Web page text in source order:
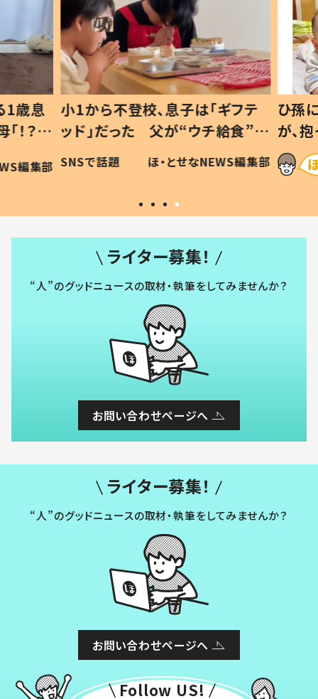
歳息
？」
編集部
小1から不登校、息子は「ギフテ
ッド」だった 父が“ウチ給食”を
作り続ける理由とは #令和の親
#令和の子
SNSで話題 ほ・とせなNEWS編集部
ひ孫
が、
「涙
い」
ライター募集！
“人”のグッドニュースの取材・執筆をしてみませんか？
お問い合わせページへ
ライター募集！
“人”のグッドニュースの取材・執筆をしてみませんか？
お問い合わせページへ
Follow US!